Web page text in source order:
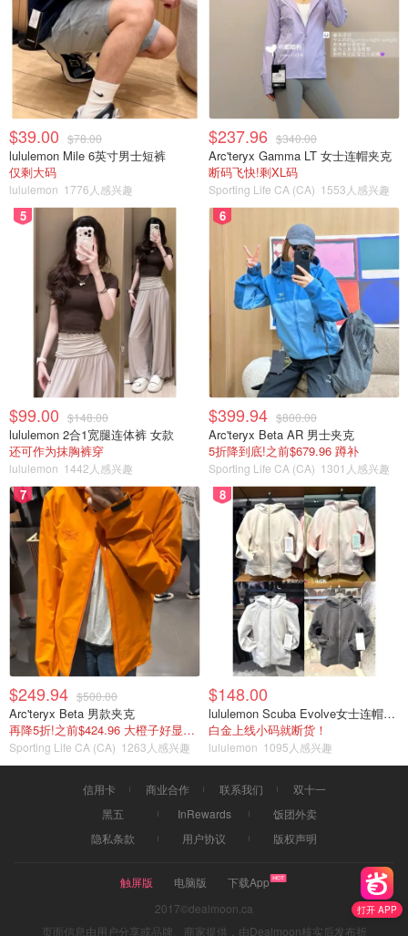
打开 APP
$39.00 $78.00
lululemon Mile 6英寸男士短裤
仅剩大码
lululemon 1776人感兴趣
$237.96 $340.00
Arc'teryx Gamma LT 女士连帽夹克
断码飞快!剩XL码
Sporting Life CA (CA) 1553人感兴趣
5
$99.00 $148.00
lululemon 2合1宽腿连体裤 女款
还可作为抹胸裤穿
lululemon 1442人感兴趣
6
$399.94 $800.00
Arc'teryx Beta AR 男士夹克
5折降到底!之前$679.96 蹲补
Sporting Life CA (CA) 1301人感兴趣
7
$249.94 $500.00
Arc'teryx Beta 男款夹克
再降5折!之前$424.96 大橙子好显白 蹲补
Sporting Life CA (CA) 1263人感兴趣
8
$148.00
lululemon Scuba Evolve女士连帽卫衣 全拉链
白金上线小码就断货！
lululemon 1095人感兴趣
信用卡 商业合作 联系我们
双十一
黑五
InRewards
饭团外卖
隐私条款
用户协议 版权声明
触屏版 电脑版
下载App
2017©dealmoon.ca
页面信息由用户分享或品牌、商家提供，由Dealmoon核实后发布折